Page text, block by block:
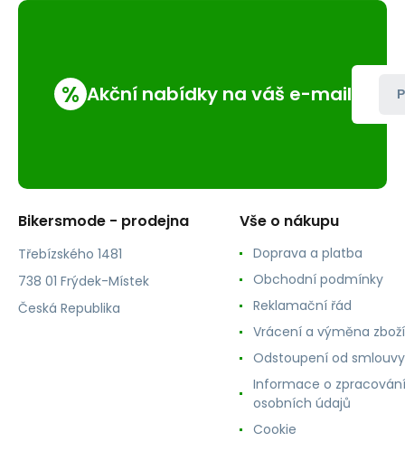
% Akční nabídky na váš e-mail
Bikersmode - prodejna
Třebízského 1481
738 01 Frýdek-Místek
Česká Republika
Vše o nákupu
Doprava a platba
Obchodní podmínky
Reklamační řád
Vrácení a výměna zboží
Odstoupení od smlouvy
Informace o zpracování
osobních údajů
Cookie